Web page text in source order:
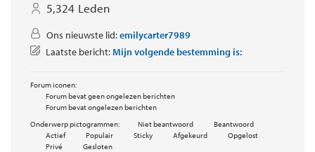
5,324 Leden
Ons nieuwste lid:emilycarter7989
Laatste bericht:Mijn volgende bestemming is:
Forum iconen:
Forum bevat geen ongelezen berichten
Forum bevat ongelezen berichten
Onderwerp pictogrammen:
Niet beantwoord
Beantwoord
Actief
Populair Sticky Afgekeurd
Opgelost
Privé
Gesloten